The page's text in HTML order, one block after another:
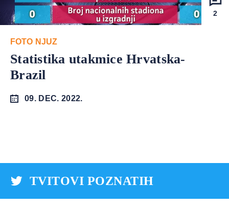
2
FOTO NJUZ
Statistika utakmice Hrvatska-
Brazil
09. DEC. 2022.
TVITOVI POZNATIH